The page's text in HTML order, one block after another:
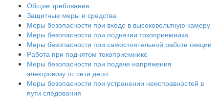
Общие требования
Защитные меры и средства
Меры безопасности при входе в высоковольтную камеру
Меры безопасности при поднятии токоприемника
Меры безопасности при самостоятельной работе секции
Работа при поднятом токоприемнике
Меры безопасности при подаче напряжения
электровозу от сети депо
Меры безопасности при устранении неисправностей в
пути следования